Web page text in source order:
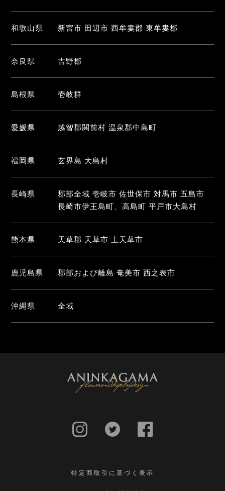
和歌山県 新宮市 田辺市 西牟婁郡 東牟婁郡
奈良県 吉野郡
島根県 壱岐群
愛媛県 越智郡関前村 温泉郡中島町
福岡県 玄界島 大島村
長崎県
郡部全域 壱岐市 佐世保市 対馬市 五島市
長崎市伊王島町、高島町 平戸市大島村
熊本県 天草郡 天草市 上天草市
鹿児島県 郡部および離島 奄美市 西之表市
沖縄県 全域
特定商取引に基づく表示